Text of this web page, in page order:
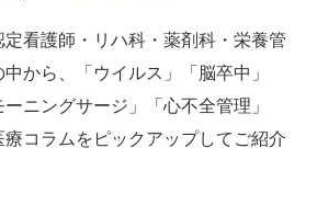
看護師・リハ科・薬剤科・栄養管
から、「ウイルス」「脳卒中」
ーニングサージ」「心不全管理」
療コラムをピックアップしてご紹介